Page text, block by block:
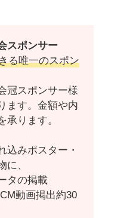
スポンサー
る唯一のスポン
冠スポンサー様
ます。金額や内
承ります。
込みポスター・
に、
タの掲載
動画掲出約30